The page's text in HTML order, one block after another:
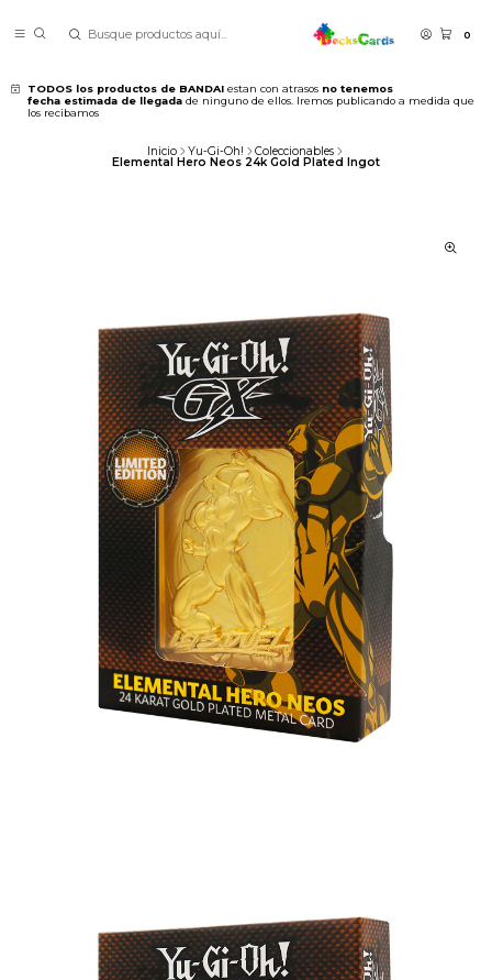
0
TODOS los productos de BANDAI estan con atrasos no tenemos
fecha estimada de llegada de ninguno de ellos. Iremos publicando a medida que
los recibamos
Inicio Yu-Gi-Oh!
Coleccionables
Elemental Hero Neos 24k Gold Plated Ingot